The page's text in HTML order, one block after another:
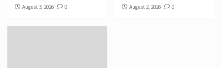
August 3, 2026 0 August 2, 2026 0